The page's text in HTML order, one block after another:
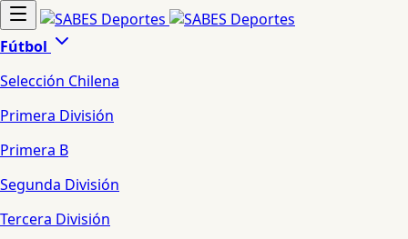
Fútbol
Selección Chilena
Primera División
Primera B
Segunda División
Tercera División